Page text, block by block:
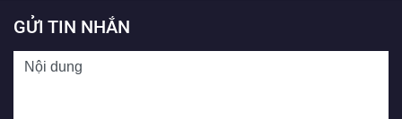
GỬI TIN NHẮN